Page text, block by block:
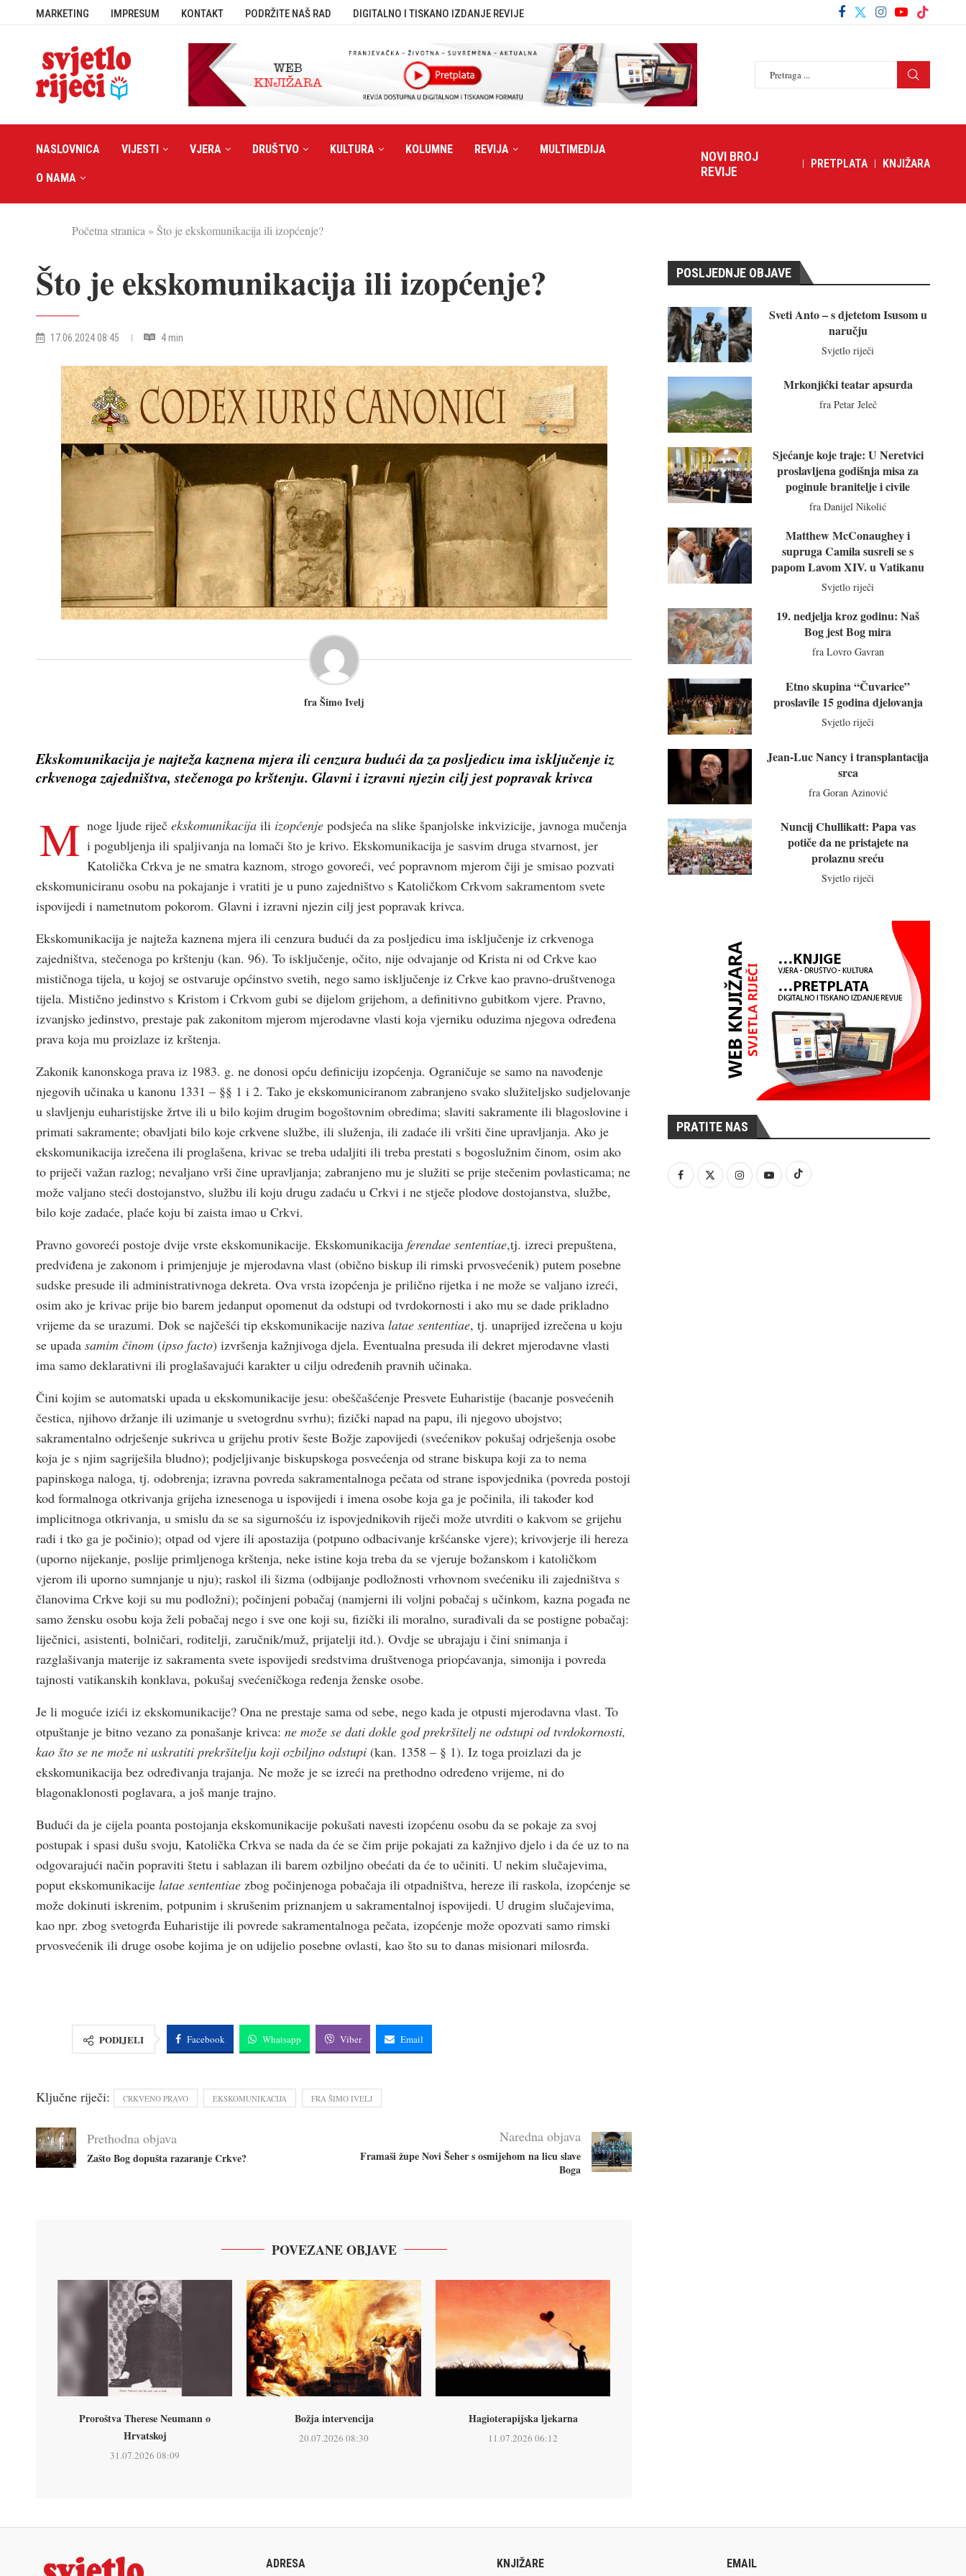
MARKETING IMPRESUM KONTAKT PODRŽITE NAŠ RAD DIGITALNO I TISKANO IZDANJE REVIJE
NASLOVNICA VIJESTI VJERA DRUŠTVO KULTURA KOLUMNE REVIJA MULTIMEDIJA
O NAMA
NOVI BROJ
REVIJE
PRETPLATA KNJIŽARA
Početna stranica » Što je ekskomunikacija ili izopćenje?
Što je ekskomunikacija ili izopćenje?
17.06.2024 08:45 4 min
fra Šimo Ivelj
Ekskomunikacija je najteža kaznena mjera ili cenzura budući da za posljedicu ima isključenje iz
crkvenoga zajedništva, stečenoga po krštenju. Glavni i izravni njezin cilj jest popravak krivca
M noge ljude riječekskomunikacija ili izopćenjepodsjeća na slike španjolske inkvizicije, javnoga mučenja
i pogubljenja ili spaljivanja na lomači što je krivo. Ekskomunikacija je sasvim druga stvarnost, jer
Katolička Crkva je ne smatra kaznom, strogo govoreći, već popravnom mjerom čiji je smisao pozvati
ekskomuniciranu osobu na pokajanje i vratiti je u puno zajedništvo s Katoličkom Crkvom sakramentom svete
ispovijedi i nametnutom pokorom. Glavni i izravni njezin cilj jest popravak krivca.
Ekskomunikacija je najteža kaznena mjera ili cenzura budući da za posljedicu ima isključenje iz crkvenoga
zajedništva, stečenoga po krštenju (kan. 96). To isključenje, očito, nije odvajanje od Krista ni od Crkve kao
mističnoga tijela, u kojoj se ostvaruje općinstvo svetih, nego samo isključenje iz Crkve kao pravno-društvenoga
tijela. Mistično jedinstvo s Kristom i Crkvom gubi se dijelom grijehom, a definitivno gubitkom vjere. Pravno,
izvanjsko jedinstvo, prestaje pak zakonitom mjerom mjerodavne vlasti koja vjerniku oduzima njegova određena
prava koja mu proizlaze iz krštenja.
Zakonik kanonskoga prava iz 1983. g. ne donosi opću definiciju izopćenja. Ograničuje se samo na navođenje
njegovih učinaka u kanonu 1331 – §§ 1 i 2. Tako je ekskomuniciranom zabranjeno svako služiteljsko sudjelovanje
u slavljenju euharistijske žrtve ili u bilo kojim drugim bogoštovnim obredima; slaviti sakramente ili blagoslovine i
primati sakramente; obavljati bilo koje crkvene službe, ili služenja, ili zadaće ili vršiti čine upravljanja. Ako je
ekskomunikacija izrečena ili proglašena, krivac se treba udaljiti ili treba prestati s bogoslužnim činom, osim ako
to priječi važan razlog; nevaljano vrši čine upravljanja; zabranjeno mu je služiti se prije stečenim povlasticama; ne
može valjano steći dostojanstvo, službu ili koju drugu zadaću u Crkvi i ne stječe plodove dostojanstva, službe,
bilo koje zadaće, plaće koju bi zaista imao u Crkvi.
Pravno govoreći postoje dvije vrste ekskomunikacije. Ekskomunikacija ferendae sententiae,tj. izreci prepuštena,
predviđena je zakonom i primjenjuje je mjerodavna vlast (obično biskup ili rimski prvosvećenik) putem posebne
sudske presude ili administrativnoga dekreta. Ova vrsta izopćenja je prilično rijetka i ne može se valjano izreći,
osim ako je krivac prije bio barem jedanput opomenut da odstupi od tvrdokornosti i ako mu se dade prikladno
vrijeme da se urazumi. Dok se najčešći tip ekskomunikacije naziva latae sententiae, tj. unaprijed izrečena u koju
se upada samim činom (ipso facto) izvršenja kažnjivoga djela. Eventualna presuda ili dekret mjerodavne vlasti
ima samo deklarativni ili proglašavajući karakter u cilju određenih pravnih učinaka.
Čini kojim se automatski upada u ekskomunikacije jesu: obeščašćenje Presvete Euharistije (bacanje posvećenih
čestica, njihovo držanje ili uzimanje u svetogrdnu svrhu); fizički napad na papu, ili njegovo ubojstvo;
sakramentalno odrješenje sukrivca u grijehu protiv šeste Božje zapovijedi (svećenikov pokušaj odrješenja osobe
koja je s njim sagriješila bludno); podjeljivanje biskupskoga posvećenja od strane biskupa koji za to nema
papinskoga naloga, tj. odobrenja; izravna povreda sakramentalnoga pečata od strane ispovjednika (povreda postoji
kod formalnoga otkrivanja grijeha iznesenoga u ispovijedi i imena osobe koja ga je počinila, ili također kod
implicitnoga otkrivanja, u smislu da se sa sigurnošću iz ispovjednikovih riječi može utvrditi o kakvom se grijehu
radi i tko ga je počinio); otpad od vjere ili apostazija (potpuno odbacivanje kršćanske vjere); krivovjerje ili hereza
(uporno nijekanje, poslije primljenoga krštenja, neke istine koja treba da se vjeruje božanskom i katoličkom
vjerom ili uporno sumnjanje u nju); raskol ili šizma (odbijanje podložnosti vrhovnom svećeniku ili zajedništva s
članovima Crkve koji su mu podložni); počinjeni pobačaj (namjerni ili voljni pobačaj s učinkom, kazna pogađa ne
samo žensku osobu koja želi pobačaj nego i sve one koji su, fizički ili moralno, surađivali da se postigne pobačaj:
liječnici, asistenti, bolničari, roditelji, zaručnik/muž, prijatelji itd.). Ovdje se ubrajaju i čini snimanja i
razglašivanja materije iz sakramenta svete ispovijedi sredstvima društvenoga priopćavanja, simonija i povreda
tajnosti vatikanskih konklava, pokušaj svećeničkoga ređenja ženske osobe.
Je li moguće izići iz ekskomunikacije? Ona ne prestaje sama od sebe, nego kada je otpusti mjerodavna vlast. To
otpuštanje je bitno vezano za ponašanje krivca: ne može se dati dokle god prekršitelj ne odstupi od tvrdokornosti,
kao što se ne može ni uskratiti prekršitelju koji ozbiljno odstupi (kan. 1358 – § 1). Iz toga proizlazi da je
ekskomunikacija bez određivanja trajanja. Ne može je se izreći na prethodno određeno vrijeme, ni do
blagonaklonosti poglavara, a još manje trajno.
Budući da je cijela poanta postojanja ekskomunikacije pokušati navesti izopćenu osobu da se pokaje za svoj
postupak i spasi dušu svoju, Katolička Crkva se nada da će se čim prije pokajati za kažnjivo djelo i da će uz to na
odgovarajući način popraviti štetu i sablazan ili barem ozbiljno obećati da će to učiniti. U nekim slučajevima,
poput ekskomunikacije latae sententiae zbog počinjenoga pobačaja ili otpadništva, hereze ili raskola, izopćenje se
može dokinuti iskrenim, potpunim i skrušenim priznanjem u sakramentalnoj ispovijedi. U drugim slučajevima,
kao npr. zbog svetogrđa Euharistije ili povrede sakramentalnoga pečata, izopćenje može opozvati samo rimski
prvosvećenik ili druge osobe kojima je on udijelio posebne ovlasti, kao što su to danas misionari milosrđa.
PODIJELI Facebook Whatsapp Viber Email
Ključne riječi: CRKVENO PRAVO EKSKOMUNIKACIJA FRA ŠIMO IVELJ
Prethodna objava
Zašto Bog dopušta razaranje Crkve?
Naredna objava
Framaši župe Novi Šeher s osmijehom na licu slave
Boga
POVEZANE OBJAVE
Proroštva Therese Neumann o
Hrvatskoj
31.07.2026 08:09
Božja intervencija
20.07.2026 08:30
Hagioterapijska ljekarna
11.07.2026 06:12
POSLJEDNJE OBJAVE
Sveti Anto – s djetetom Isusom u
naručju
Svjetlo riječi
Mrkonjićki teatar apsurda
fra Petar Jeleč
Sjećanje koje traje: U Neretvici
proslavljena godišnja misa za
poginule branitelje i civile
fra Danijel Nikolić
Matthew McConaughey i
supruga Camila susreli se s
papom Lavom XIV. u Vatikanu
Svjetlo riječi
19. nedjelja kroz godinu: Naš
Bog jest Bog mira
fra Lovro Gavran
Etno skupina “Čuvarice”
proslavile 15 godina djelovanja
Svjetlo riječi
Jean-Luc Nancy i transplantacija
srca
fra Goran Azinović
Nuncij Chullikatt: Papa vas
potiče da ne pristajete na
prolaznu sreću
Svjetlo riječi
PRATITE NAS
ADRESA KNJIŽARE EMAIL